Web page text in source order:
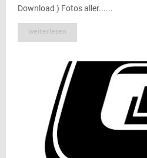
Download ) Fotos aller......
weiterlesen